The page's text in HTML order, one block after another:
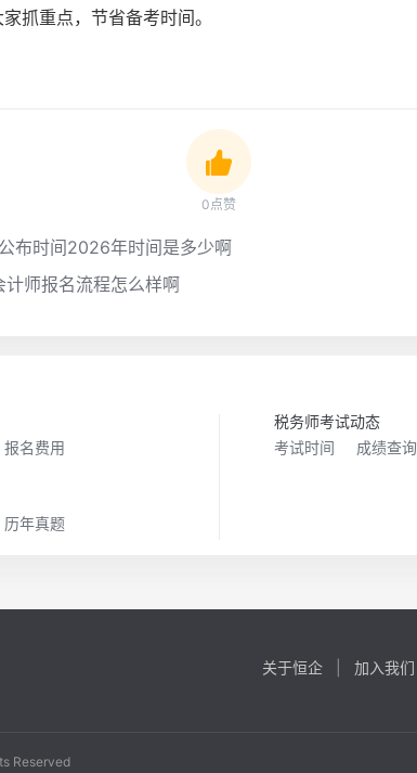
抓重点，节省备考时间。
0点赞
布时间2026年时间是多少啊
师报名流程怎么样啊
报名费用
税务师考试动态
考试时间
成绩查询
历年真题
关于恒企 加入我们
Reserved